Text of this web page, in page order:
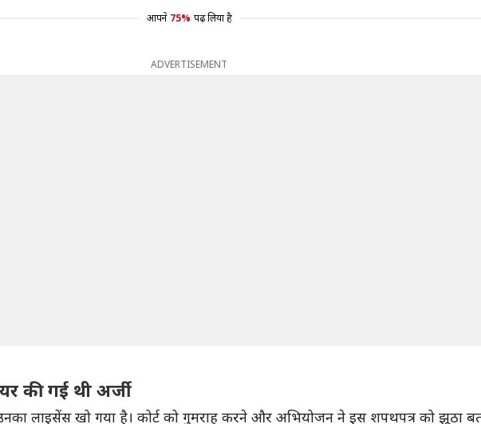
आपने 75% पढ़ लिया है
ADVERTISEMENT
की गई थी अर्जी
लाइसेंस खो गया है। कोर्ट को गुमराह करने और अभियोजन ने इस शपथपत्र को झूठा